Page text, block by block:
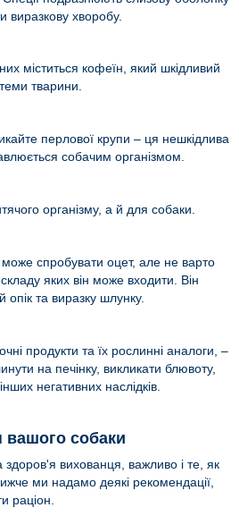
виразкову хворобу.
міститься кофеїн, який шкідливий
тварини.
перлової крупи – ця нешкідлива
собачим організмом.
організму, а й для собаки.
спробувати оцет, але не варто
яких він може входити. Він
опік та виразку шлунку.
продукти та їх рослинні аналоги, –
на печінку, викликати блювоту,
негативних наслідків.
вашого собаки
вихованця, важливо і те, як
ми надамо деякі рекомендації,
раціон.